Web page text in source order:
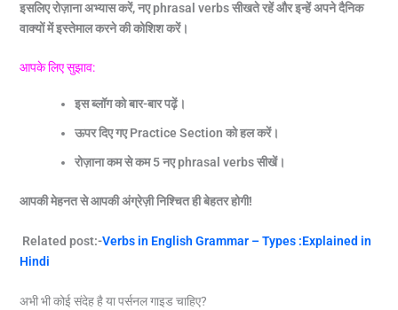
इसलिए रोज़ाना अभ्यास करें,नए phrasal verbsसीखते रहें और इन्हें अपने दैनिक
वाक्यों में इस्तेमाल करने की कोशिश करें।
आपके लिए सुझाव:
इस ब्लॉग को बार-बार पढ़ें।
ऊपर दिए गए Practice Section को हल करें।
रोज़ाना कम से कम 5नए phrasal verbsसीखें।
आपकी मेहनत से आपकी अंग्रेज़ी निश्चित ही बेहतर होगी!
Related post:-Verbs in English Grammar – Types :Explained in
Hindi
अभी भी कोई संदेह है या पर्सनल गाइड चाहिए?